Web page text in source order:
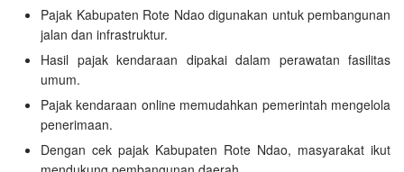
Pajak Kabupaten Rote Ndao digunakan untuk pembangunan
jalan dan infrastruktur.
Hasil pajak kendaraan dipakai dalam perawatan fasilitas
umum.
Pajak kendaraan online memudahkan pemerintah mengelola
penerimaan.
Dengan cek pajak Kabupaten Rote Ndao, masyarakat ikut